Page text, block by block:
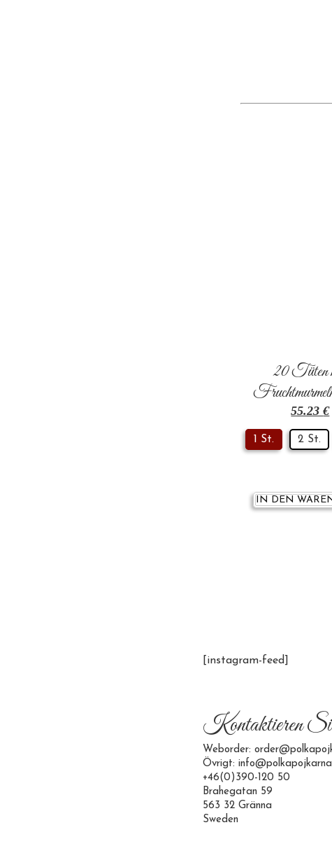
20 Tüten
55.23€
1 St. 2 St.
IN DEN
[instagram-feed]
Kontaktieren
Weborder:
Övrigt:
+46(0)390-120 50
Brahegatan 59
563 32 Gränna
Sweden